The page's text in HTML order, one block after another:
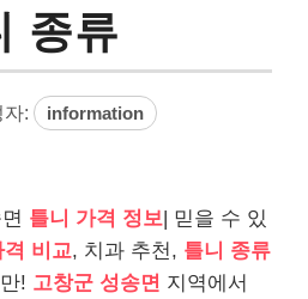
종류
자: information
틀니 가격 정보| 믿을 수 있
비교, 치과 추천, 틀니 종류
! 고창군 성송면 지역에서